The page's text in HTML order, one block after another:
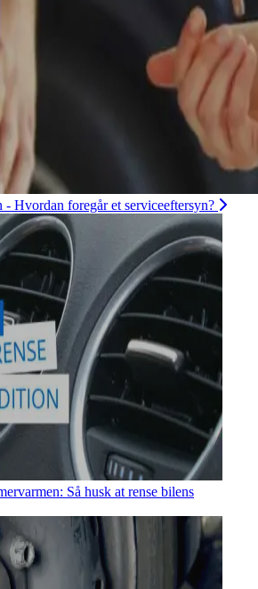
Hvordan foregår et serviceeftersyn?
Så husk at rense bilens